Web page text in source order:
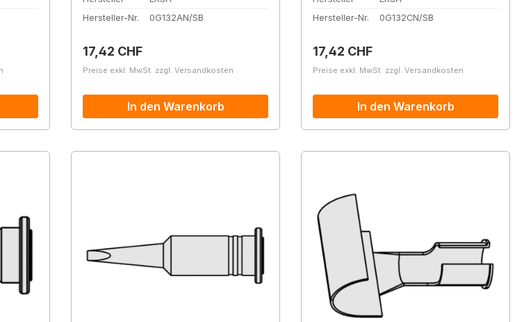
Hersteller-Nr.
0G132AN/SB
Regulärer Preis:
17,42 CHF
Preise exkl. MwSt. zzgl. Versandkosten
In den Warenkorb
Hersteller-Nr.
0G132CN/SB
Regulärer Preis:
17,42 CHF
Preise exkl. MwSt. zzgl. Versandkosten
In den Warenkorb